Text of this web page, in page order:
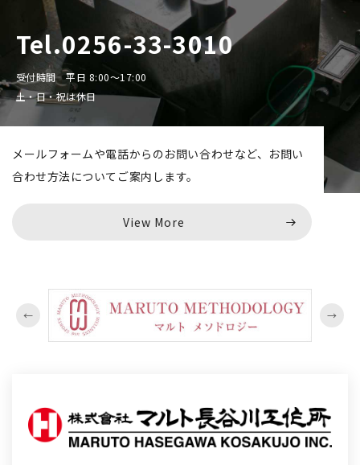
Tel.0256-33-3010
受付時間 平日 8:00～17:00
土・日・祝は休日
メールフォームや電話からのお問い合わせなど、 お問い
合わせ方法についてご案内します。
View More